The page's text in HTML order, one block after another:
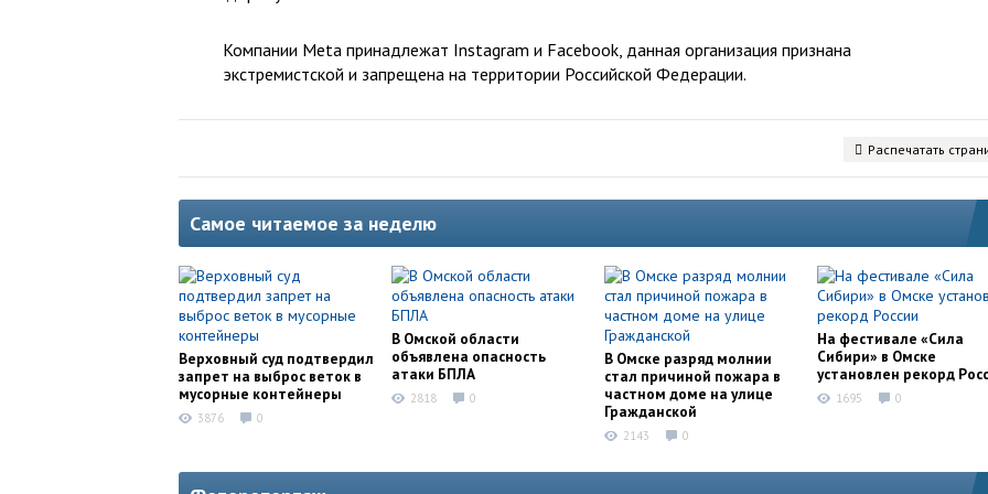
Компании Meta принадлежат Instagram и Facebook, данная организация признана
экстремистской и запрещена на территории Российской Федерации.
Распечатать
Самое читаемое за неделю
Верховный суд подтвердил
запрет на выброс веток в
мусорные контейнеры
3876 0
В Омской области
объявлена опасность
атаки БПЛА
2818 0
В Омске разряд молнии
стал причиной пожара в
частном доме на улице
Гражданской
2143 0
На фестивале «Сила
Сибири» в Омске
установлен рекорд
1695 0